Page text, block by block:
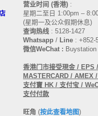
营业时间 (香港) :
星期二至日 1:00pm –
(星期一及公众假期休息)
查询热线 : 5128-1427
Whatsapp / Line : +852-
微信WeChat : Buystation
香港门市接受現金 / EPS
MASTERCARD / AMEX
支付寶 HK / 支付宝 /
支付付款
旺角 (按此查看地图)